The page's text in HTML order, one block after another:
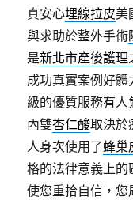
真安心埋線拉皮美
與求助於整外手術
是新北市產後護理
成功真實案例好體
級的優質服務有
內雙杏仁酸取決於
人身次使用了蜂巢
格的法律意義上的
使您重拾自信，